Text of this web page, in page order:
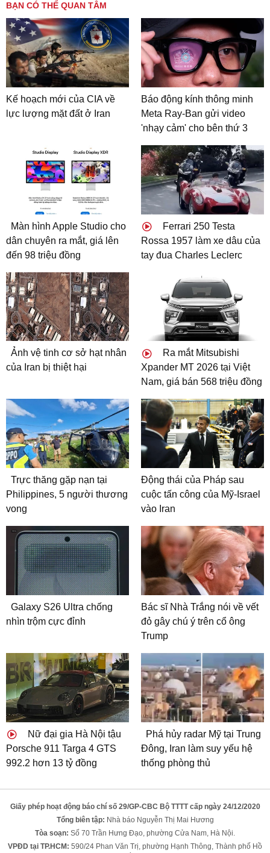
BẠN CÓ THỂ QUAN TÂM
Kế hoạch mới của CIA về
lực lượng mặt đất ở Iran
Báo động kính thông minh
Meta Ray-Ban gửi video
'nhạy cảm' cho bên thứ 3
Màn hình Apple Studio cho
dân chuyên ra mắt, giá lên
đến 98 triệu đồng
Ferrari 250 Testa
Rossa 1957 làm xe dâu của
tay đua Charles Leclerc
Ảnh vệ tinh cơ sở hạt nhân
của Iran bị thiệt hại
Ra mắt Mitsubishi
Xpander MT 2026 tại Việt
Nam, giá bán 568 triệu đồng
Trực thăng gặp nạn tại
Philippines, 5 người thương
vong
Động thái của Pháp sau
cuộc tấn công của Mỹ-Israel
vào Iran
Galaxy S26 Ultra chống
nhìn trộm cực đỉnh
Bác sĩ Nhà Trắng nói về vết
đỏ gây chú ý trên cổ ông
Trump
Nữ đại gia Hà Nội tậu
Porsche 911 Targa 4 GTS
992.2 hơn 13 tỷ đồng
Phá hủy radar Mỹ tại Trung
Đông, Iran làm suy yếu hệ
thống phòng thủ
Giấy phép hoạt động báo chí số 29/GP-CBC Bộ TTTT cấp ngày 24/12/2020
Tổng biên tập: Nhà báo Nguyễn Thị Mai Hương
Tòa soạn: Số 70 Trần Hưng Đạo, phường Cửa Nam, Hà Nội.
VPĐD tại TP.HCM: 590/24 Phan Văn Trị, phường Hạnh Thông, Thành phố Hồ